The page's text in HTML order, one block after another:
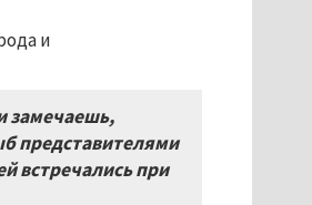
и
замечаешь,
представителями
встречались при